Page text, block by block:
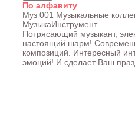
По алфавиту
Муз 001 Музыкальные
МузыкаИнструмент
Потрясающий музыкант,
настоящий шарм!
композиций. Интересный
эмоций! И сделает Ваш